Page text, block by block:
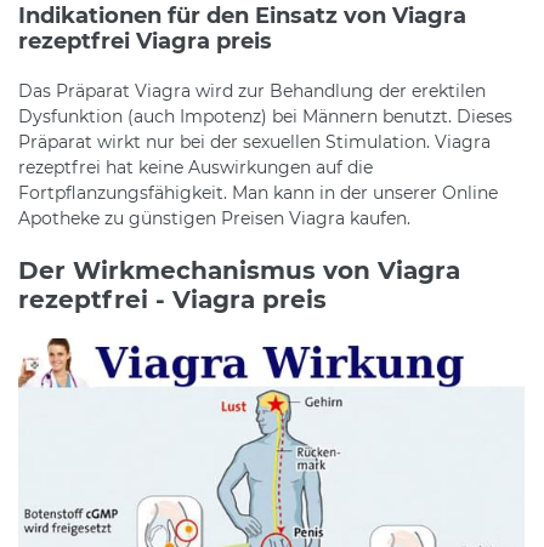
Indikationen für den Einsatz von Viagra
rezeptfrei Viagra preis
Das Präparat Viagra wird zur Behandlung der erektilen
Dysfunktion (auch Impotenz) bei Männern benutzt. Dieses
Präparat wirkt nur bei der sexuellen Stimulation. Viagra
rezeptfrei hat keine Auswirkungen auf die
Fortpflanzungsfähigkeit. Man kann in der unserer Online
Apotheke zu günstigen Preisen Viagra kaufen.
Der Wirkmechanismus von Viagra
rezeptfrei - Viagra preis